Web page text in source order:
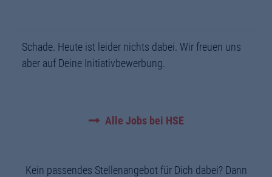
Schade. Heute ist leider nichts dabei. Wir freuen uns
aber auf Deine Initiativbewerbung.
Alle Jobs bei HSE
Kein passendes Stellenangebot für Dich dabei? Dann